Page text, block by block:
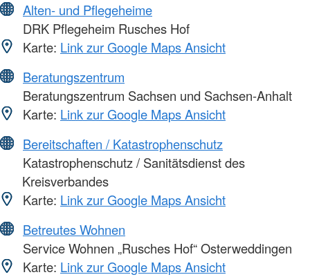
Alten- und Pflegeheime
DRK Pflegeheim Rusches Hof
Karte: Link zur Google Maps Ansicht
Beratungszentrum
Beratungszentrum Sachsen und Sachsen-Anhalt
Karte: Link zur Google Maps Ansicht
Bereitschaften / Katastrophenschutz
Katastrophenschutz / Sanitätsdienst des
Kreisverbandes
Karte: Link zur Google Maps Ansicht
Betreutes Wohnen
Service Wohnen „Rusches Hof“ Osterweddingen
Karte: Link zur Google Maps Ansicht